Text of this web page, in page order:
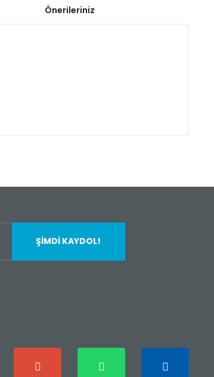
Önerileriniz
ŞİMDİ KAYDOL!